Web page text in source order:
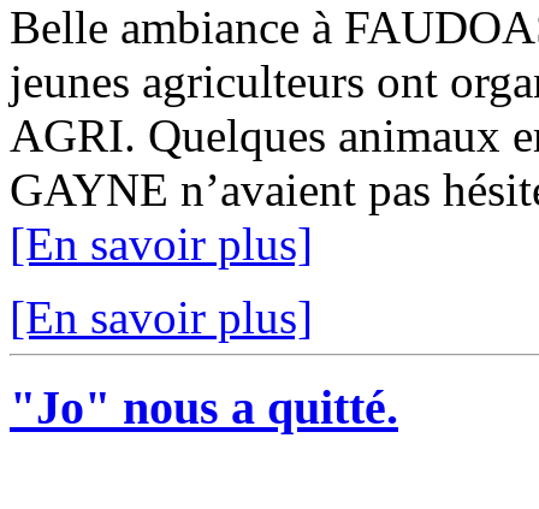
Belle ambiance à
jeunes agriculteurs ont
AGRI. Quelques animaux
GAYNE n’avaient pas
[En savoir plus]
[En savoir plus]
"Jo" nous a quitté.